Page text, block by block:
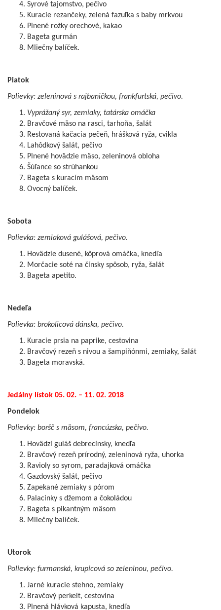
Syrové tajomstvo, pečivo
Kuracie rezančeky, zelená fazuľka s baby mrkvou
Plnené rožky orechové, kakao
Bageta gurmán
Mliečny balíček.
Piatok
Polievky: zeleninová s rajbaničkou, frankfurtská, pečivo.
Vyprážaný syr, zemiaky, tatárska omáčka
Bravčové mäso na rasci, tarhoňa, šalát
Restovaná kačacia pečeň, hrášková ryža, cvikla
Lahôdkový šalát, pečivo
Plnené hovädzie mäso, zeleninová obloha
Šúľance so strúhankou
Bageta s kuracím mäsom
Ovocný balíček.
Sobota
Polievka: zemiaková gulášová, pečivo.
Hovädzie dusené, kôprová omáčka, knedľa
Morčacie soté na čínsky spôsob, ryža, šalát
Bageta apetito.
Nedeľa
Polievka: brokolicová dánska, pečivo.
Kuracie prsia na paprike, cestovina
Bravčový rezeň s nivou a šampiňónmi, zemiaky, šalát
Bageta moravská.
Jedálny lístok 05. 02. – 11. 02. 2018
Pondelok
Polievky: boršč s mäsom, francúzska, pečivo.
Hovädzí guláš debrecínsky, knedľa
Bravčový rezeň prírodný, zeleninová ryža, uhorka
Ravioly so syrom, paradajková omáčka
Gazdovský šalát, pečivo
Zapekané zemiaky s pórom
Palacinky s džemom a čokoládou
Bageta s pikantným mäsom
Mliečny balíček.
Utorok
Polievky: furmanská, krupicová so zeleninou, pečivo.
Jarné kuracie stehno, zemiaky
Bravčový perkelt, cestovina
Plnená hlávková kapusta, knedľa